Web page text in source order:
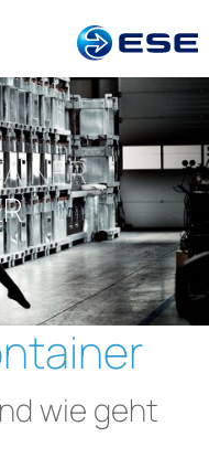
wie geht